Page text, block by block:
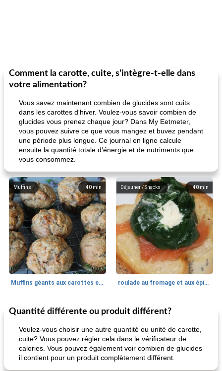
Comment la carotte, cuite, s'intègre-t-elle dans
votre alimentation?
Vous savez maintenant combien de glucides sont cuits
dans les carottes d'hiver. Voulez-vous savoir combien de
glucides vous prenez chaque jour? Dans My Eetmeter,
vous pouvez suivre ce que vous mangez et buvez pendant
une période plus longue. Ce journal en ligne calcule
ensuite la quantité totale d'énergie et de nutriments que
vous consommez.
40 min
Muffins
Muffins géants aux carottes et à la banane de Nif
40 min
Déjeuner / Snacks
roulade au fromage et aux épinards
30min
Marques de confiance: recettes et
astuces
Viande et volaille
Quantité différente ou produit différent?
Voulez-vous choisir une autre quantité ou unité de carotte,
cuite? Vous pouvez régler cela dans le vérificateur de
calories. Vous pouvez également voir combien de glucides
il contient pour un produit complètement différent.